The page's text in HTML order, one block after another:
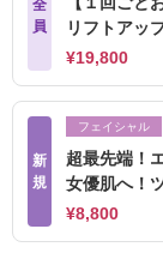
全
員
リフトア
¥19,800
新
規
フェイシャル
超最先端！
女優肌へ！
¥8,800